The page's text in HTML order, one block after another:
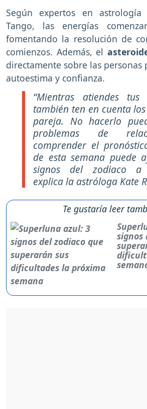
Según expertos en
Tango, las energías
fomentando la resolución de
comienzos. Además, el
directamente sobre las personas
autoestima y confianza.
“Mientras atiendes tus
también ten en cuenta
pareja. No hacerlo
problemas de
comprender el
de esta semana puede
signos del zodiaco a
explica la astróloga Kate
Te gustaría leer
signos